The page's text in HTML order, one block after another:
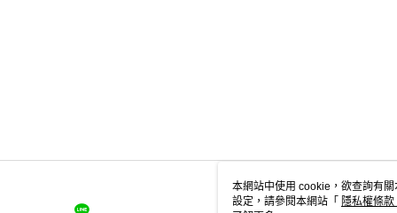
本網站中使用 cookie，欲查詢有
設定，請參閱本網站「 隱私權條款